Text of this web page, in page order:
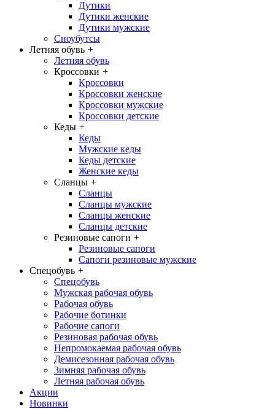
Дутики
Дутики женские
Дутики мужские
Сноубутсы
Летняя обувь +
Летняя обувь
Кроссовки +
Кроссовки
Кроссовки женские
Кроссовки мужские
Кроссовки детские
Кеды +
Кеды
Мужские кеды
Кеды детские
Женские кеды
Сланцы +
Сланцы
Сланцы мужские
Сланцы женские
Сланцы детские
Резиновые сапоги +
Резиновые сапоги
Сапоги резиновые мужские
Спецобувь +
Спецобувь
Мужская рабочая обувь
Рабочая обувь
Рабочие ботинки
Рабочие сапоги
Резиновая рабочая обувь
Непромокаемая рабочая обувь
Демисезонная рабочая обувь
Зимняя рабочая обувь
Летняя рабочая обувь
Акции
Новинки